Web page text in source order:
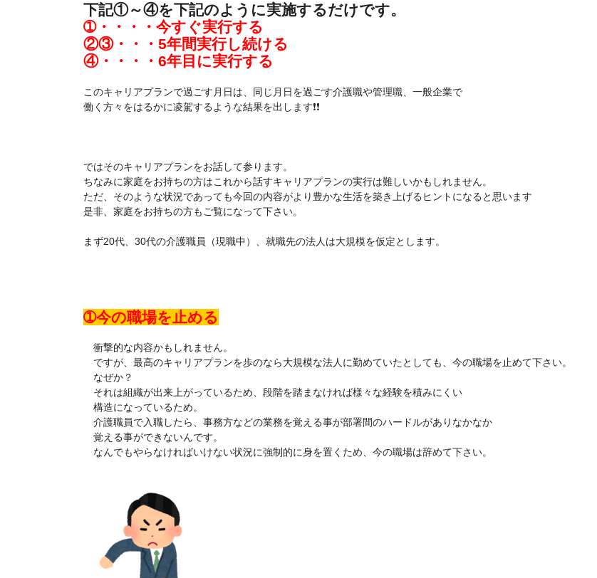
下記①～④を下記のように実施するだけです。
➀・・・・今すぐ実行する
②③・・・5年間実行し続ける
④・・・・6年目に実行する
このキャリアプランで過ごす月日は、同じ月日を過ごす介護職や管理職、一般企業で
働く方々をはるかに凌駕するような結果を出します❗❗
ではそのキャリアプランをお話して参ります。
ちなみに家庭をお持ちの方はこれから話すキャリアプランの実行は難しいかもしれません。
ただ、そのような状況であっても今回の内容がより豊かな生活を築き上げるヒントになると思います
是非、家庭をお持ちの方もご覧になって下さい。
まず20代、30代の介護職員（現職中）、就職先の法人は大規模を仮定とします。
➀今の職場を止める
衝撃的な内容かもしれません。
ですが、最高のキャリアプランを歩のなら大規模な法人に勤めていたとしても、今の職場を止めて下さい。
なぜか？
それは組織が出来上がっているため、段階を踏まなければ様々な経験を積みにくい
構造になっているため。
介護職員で入職したら、事務方などの業務を覚える事が部署間のハードルがありなかなか
覚える事ができないんです。
なんでもやらなければいけない状況に強制的に身を置くため、今の職場は辞めて下さい。